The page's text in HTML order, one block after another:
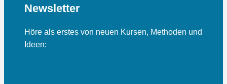
Newsletter
Höre als erstes von neuen Kursen, Methoden und
Ideen: